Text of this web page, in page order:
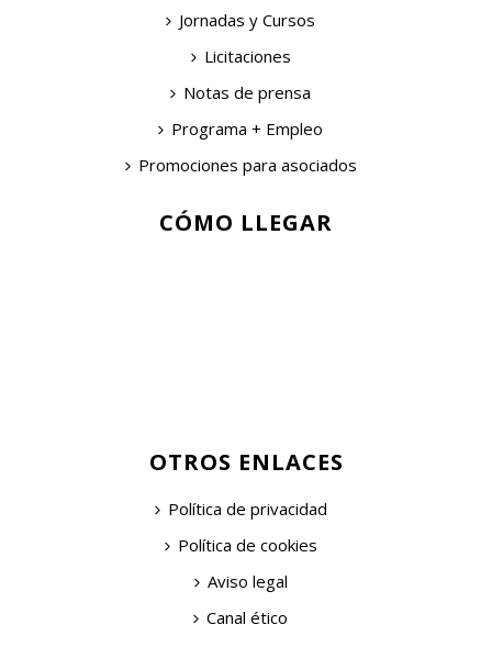
Jornadas y Cursos
Licitaciones
Notas de prensa
Programa + Empleo
Promociones para asociados
CÓMO LLEGAR
OTROS ENLACES
Política de privacidad
Política de cookies
Aviso legal
Canal ético